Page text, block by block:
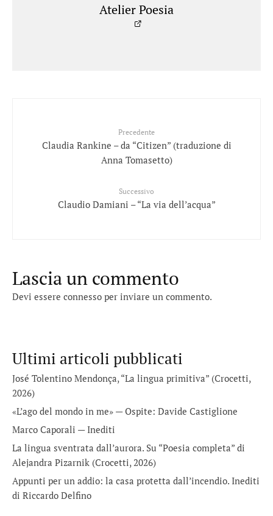
Atelier Poesia
Precedente
Claudia Rankine – da “Citizen” (traduzione di
Anna Tomasetto)
Successivo
Claudio Damiani – “La via dell’acqua”
Lascia un commento
Devi essere connesso per inviare un commento.
Ultimi articoli pubblicati
José Tolentino Mendonça, “La lingua primitiva” (Crocetti,
2026)
«L’ago del mondo in me» — Ospite: Davide Castiglione
Marco Caporali — Inediti
La lingua sventrata dall’aurora. Su “Poesia completa” di
Alejandra Pizarnik (Crocetti, 2026)
Appunti per un addio: la casa protetta dall’incendio. Inediti
di Riccardo Delfino